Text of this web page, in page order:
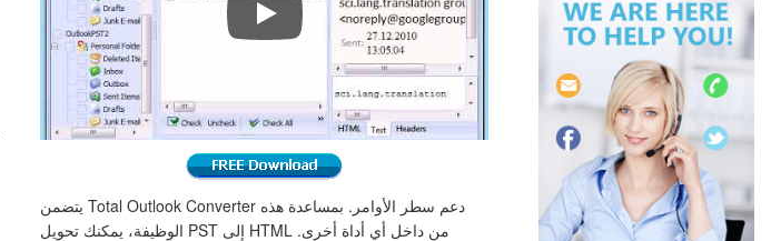
كيفية تحويل بريد Outlook إلى PDF، DOC، TIFF، JPEG وEML
يتضمن Total Outlook Converter دعم سطر الأوامر. بمساعدة هذه
الوظيفة، يمكنك تحويل PST إلى HTML من داخل أي أداة أخرى.